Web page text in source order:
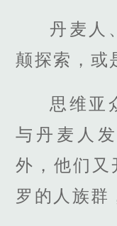
丹麦人
颠探索，或
思维亚
与丹麦人
外，他们又
罗的人族群